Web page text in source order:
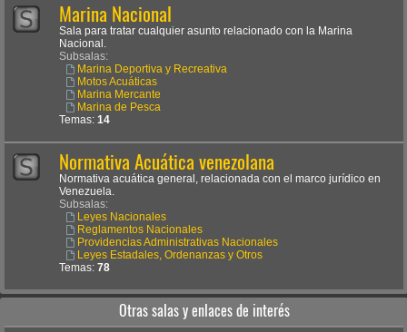
Marina Nacional
Sala para tratar cualquier asunto relacionado con la Marina
Nacional.
Subsalas:
Marina Deportiva y Recreativa
Motos Acuáticas
Marina Mercante
Marina de Pesca
Temas: 14
Normativa Acuática venezolana
Normativa acuática general, relacionada con el marco jurídico en
Venezuela.
Subsalas:
Leyes Nacionales
Reglamentos Nacionales
Providencias Administrativas Nacionales
Leyes Estadales, Ordenanzas y Otros
Temas: 78
Otras salas y enlaces de interés